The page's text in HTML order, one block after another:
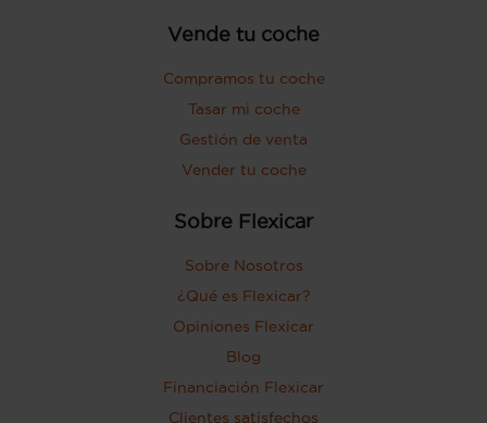
Vende tu coche
Compramos tu coche
Tasar mi coche
Gestión de venta
Vender tu coche
Sobre Flexicar
Sobre Nosotros
¿Qué es Flexicar?
Opiniones Flexicar
Blog
Financiación Flexicar
Clientes satisfechos